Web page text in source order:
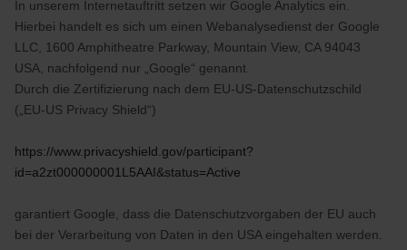
In unserem Internetauftritt setzen wir Google Analytics ein.
Hierbei handelt es sich um einen Webanalysedienst der Google
LLC, 1600 Amphitheatre Parkway, Mountain View, CA 94043
USA, nachfolgend nur „Google“ genannt.
Durch die Zertifizierung nach dem EU-US-Datenschutzschild
(„EU-US Privacy Shield“)
https://www.privacyshield.gov/participant?
id=a2zt000000001L5AAI&status=Active
garantiert Google, dass die Datenschutzvorgaben der EU auch
bei der Verarbeitung von Daten in den USA eingehalten werden.